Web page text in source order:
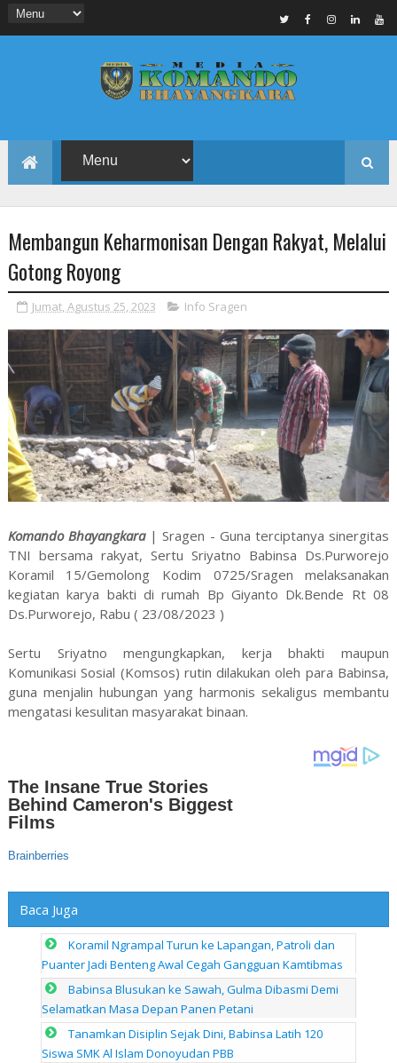
Membangun Keharmonisan Dengan Rakyat, Melalui
Gotong Royong
Jumat, Agustus 25, 2023 Info Sragen
Komando Bhayangkara| Sragen - Guna terciptanya sinergitas
TNI bersama rakyat, Sertu Sriyatno Babinsa Ds.Purworejo
Koramil 15/Gemolong Kodim 0725/Sragen melaksanakan
kegiatan karya bakti di rumah Bp Giyanto Dk.Bende Rt 08
Ds.Purworejo, Rabu ( 23/08/2023 )
Sertu Sriyatno mengungkapkan, kerja bhakti maupun
Komunikasi Sosial (Komsos) rutin dilakukan oleh para Babinsa,
guna menjalin hubungan yang harmonis sekaligus membantu
mengatasi kesulitan masyarakat binaan.
Baca Juga
Koramil Ngrampal Turun ke Lapangan, Patroli dan
Puanter Jadi Benteng Awal Cegah Gangguan Kamtibmas
Babinsa Blusukan ke Sawah, Gulma Dibasmi Demi
Selamatkan Masa Depan Panen Petani
Tanamkan Disiplin Sejak Dini, Babinsa Latih 120
Siswa SMK Al Islam Donoyudan PBB